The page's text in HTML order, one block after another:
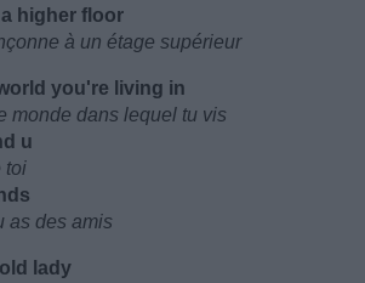
higher floor
à un étage supérieur
you're living in
monde dans lequel tu vis
u
toi
as des amis
lady